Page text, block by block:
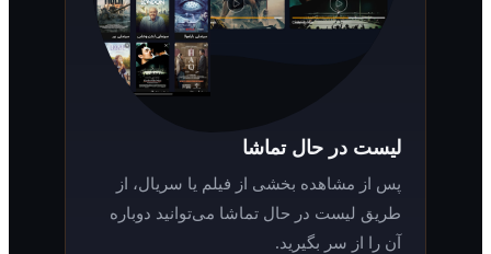
لیست در حال تماشا
پس از مشاهده بخشی از فیلم یا سریال، از
طریق لیست در حال تماشا می‌توانید دوباره
آن را از سر بگیرید.